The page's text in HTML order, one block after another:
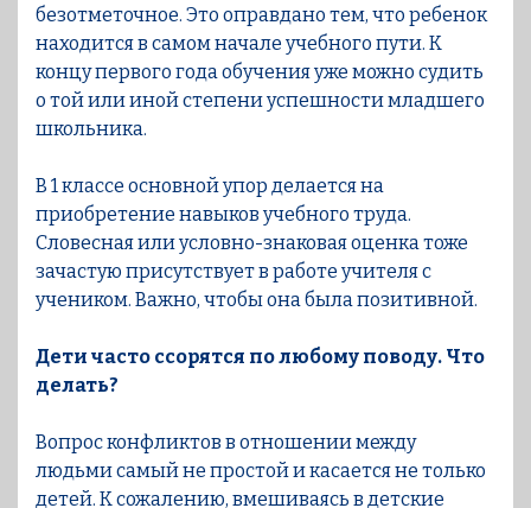
безотметочное. Это оправдано тем, что ребенок
находится в самом начале учебного пути. К
концу первого года обучения уже можно судить
о той или иной степени успешности младшего
школьника.
В 1 классе основной упор делается на
приобретение навыков учебного труда.
Словесная или условно-знаковая оценка тоже
зачастую присутствует в работе учителя с
учеником. Важно, чтобы она была позитивной.
Дети часто ссорятся по любому поводу. Что
делать?
Вопрос конфликтов в отношении между
людьми самый не простой и касается не только
детей. К сожалению, вмешиваясь в детские